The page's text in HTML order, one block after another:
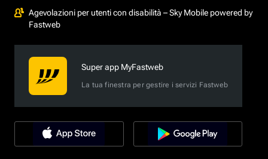
Agevolazioni per utenti con disabilità – Sky Mobile powered by
Fastweb
Super app MyFastweb
La tua finestra per gestire i servizi Fastweb